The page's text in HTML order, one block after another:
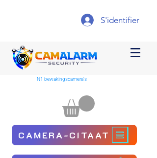
S'identifier
N1 bewakingscamera's
CAMERA-CITAAT